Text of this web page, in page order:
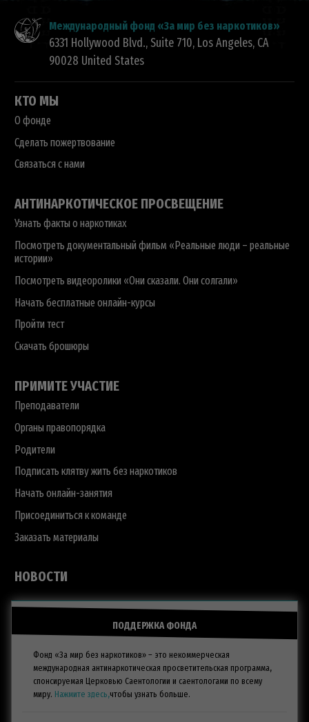
Международный фонд «За мир без наркотиков»
6331 Hollywood Blvd., Suite 710, Los Angeles, CA
90028 United States
КТО МЫ
О фонде
Сделать пожертвование
Связаться с нами
АНТИНАРКОТИЧЕСКОЕ ПРОСВЕЩЕНИЕ
Узнать факты о наркотиках
Посмотреть документальный фильм «Реальные люди – реальные
истории»
Посмотреть видеоролики «Они сказали. Они солгали»
Начать бесплатные онлайн-курсы
Пройти тест
Скачать брошюры
ПРИМИТЕ УЧАСТИЕ
Преподаватели
Органы правопорядка
Родители
Подписать клятву жить без наркотиков
Начать онлайн-занятия
Присоединиться к команде
Заказать материалы
НОВОСТИ
ПОДДЕРЖКА ФОНДА
Фонд «За мир без наркотиков» – это некоммерческая
международная антинаркотическая просветительская программа,
спонсируемая Церковью Саентологии и саентологами по всему
миру. Нажмите здесь,чтобы узнать больше.